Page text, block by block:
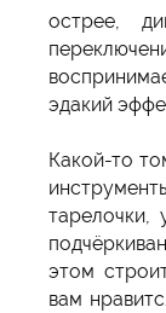
острее,
эдакий
Какой-то
тарелочки,
этом
вам